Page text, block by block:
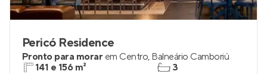
Pericó Residence
Pronto para morar em Centro, Balneário Camboriú
141 e 156 m²
3